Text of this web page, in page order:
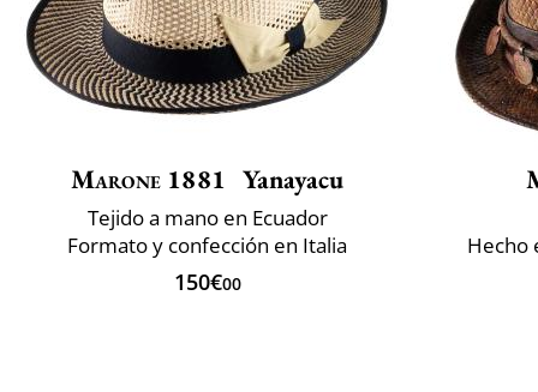
Marone 1881 Yanayacu
Tejido a mano en Ecuador
Formato y confección en Italia
150€00
Hecho